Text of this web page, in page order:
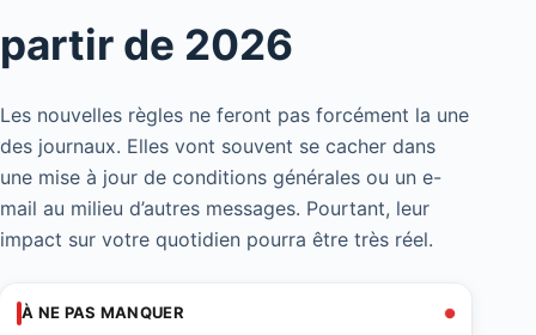
partir de 2026
Les nouvelles règles ne feront pas forcément la une
des journaux. Elles vont souvent se cacher dans
une mise à jour de conditions générales ou un e-
mail au milieu d’autres messages. Pourtant, leur
impact sur votre quotidien pourra être très réel.
À NE PAS MANQUER